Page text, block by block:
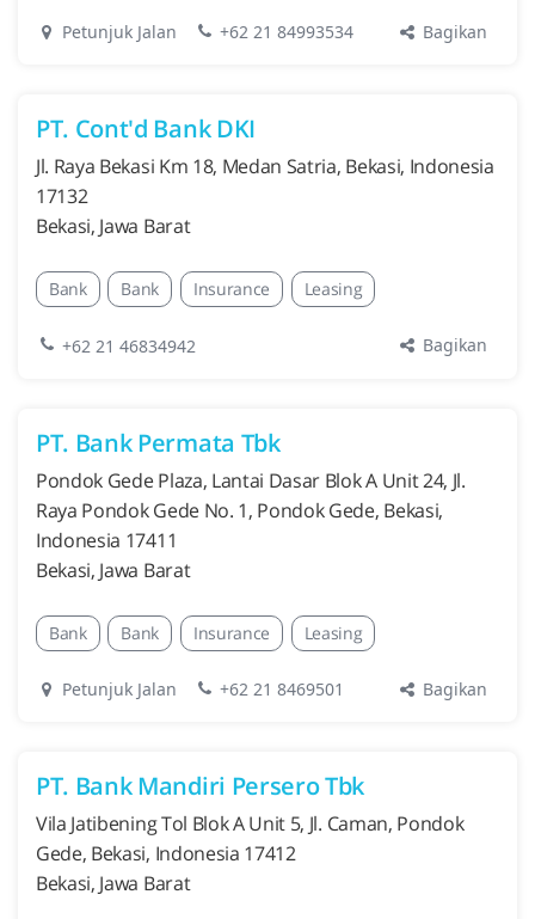
Petunjuk Jalan +62 21 84993534 Bagikan
PT. Cont'd Bank DKI
Jl. Raya Bekasi Km 18, Medan Satria, Bekasi, Indonesia
17132
Bekasi, Jawa Barat
Bank Bank Insurance Leasing
+62 21 46834942 Bagikan
PT. Bank Permata Tbk
Pondok Gede Plaza, Lantai Dasar Blok A Unit 24, Jl.
Raya Pondok Gede No. 1, Pondok Gede, Bekasi,
Indonesia 17411
Bekasi, Jawa Barat
Bank Bank Insurance Leasing
Petunjuk Jalan +62 21 8469501 Bagikan
PT. Bank Mandiri Persero Tbk
Vila Jatibening Tol Blok A Unit 5, Jl. Caman, Pondok
Gede, Bekasi, Indonesia 17412
Bekasi, Jawa Barat